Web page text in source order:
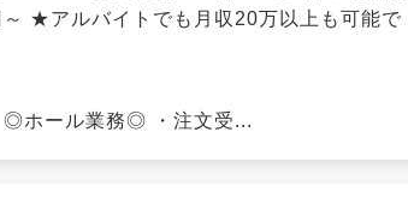
★アルバイトでも月収20万以上も可能で
◎ホール業務◎ ・注文受...